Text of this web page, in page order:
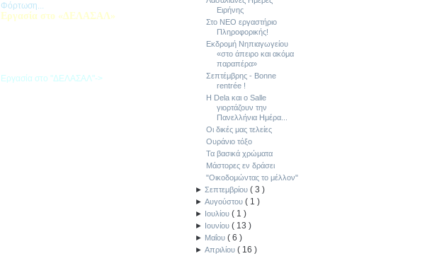
Φόρτωση...
Εργασία στο «ΔΕΛΑΣΑΛ»
Εργασία στο "ΔΕΛΑΣΑΛ"->
Ειρήνης
Στο ΝΕΟ εργαστήριο
Πληροφορικής!
Εκδρομή Νηπιαγωγείου
«στο άπειρο και ακόμα
παραπέρα»
Σεπτέμβρης - Bonne
rentrée !
H Dela και ο Salle
γιορτάζουν την
Πανελλήνια Ημέρα...
Οι δικές μας τελείες
Ουράνιο τόξο
Τα βασικά χρώματα
Μάστορες εν δράσει
"Οικοδομώντας το μέλλον"
►Σεπτεμβρίου(3)
►Αυγούστου( 1)
► Ιουλίου( 1)
► Ιουνίου( 13)
► Μαΐου(6)
►Απριλίου( 16)